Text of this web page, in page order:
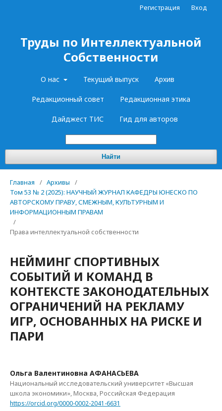
Труды по Интеллектуальной
Собственности
О нас Текущий выпуск Архив
Редакционный совет Редакционная этика
Дайджест ТИС Гид для авторов
Найти
Регистрация Вход
Главная / Архивы
/
Том 53 № 2 (2025): НАУЧНЫЙ ЖУРНАЛ КАФЕДРЫ ЮНЕСКО ПО
АВТОРСКОМУ ПРАВУ, СМЕЖНЫМ, КУЛЬТУРНЫМ И
ИНФОРМАЦИОННЫМ ПРАВАМ
/
Права интеллектуальной собственности
НЕЙМИНГ СПОРТИВНЫХ
СОБЫТИЙ И КОМАНД В
КОНТЕКСТЕ ЗАКОНОДАТЕЛЬНЫХ
ОГРАНИЧЕНИЙ НА РЕКЛАМУ
ИГР, ОСНОВАННЫХ НА РИСКЕ И
ПАРИ
Ольга Валентиновна АФАНАСЬЕВА
Национальный исследовательский университет «Высшая
школа экономики», Москва, Российская Федерация
https://orcid.org/0000-0002-2041-6631